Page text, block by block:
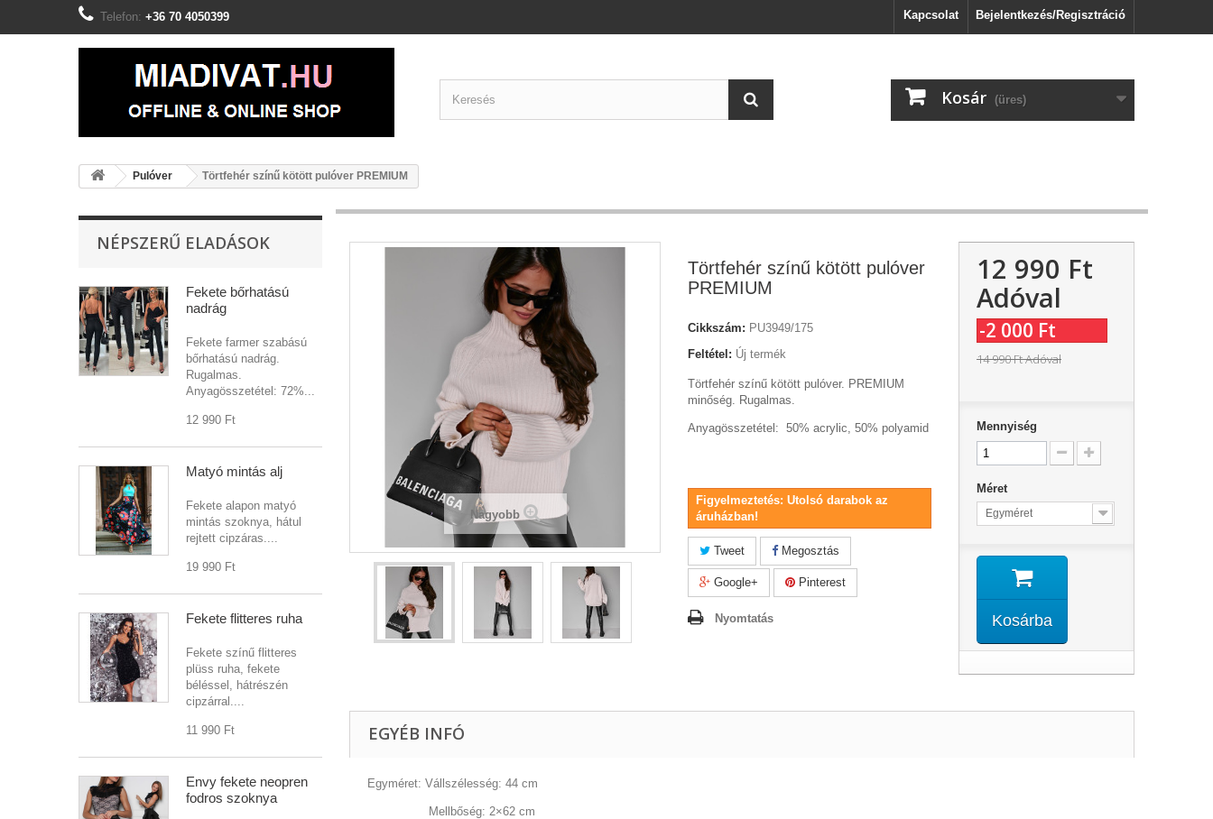
Bejelentkezés/Regisztráció
Kapcsolat
Telefon: +36 70 4050399
Kosár (üres)
Pulóver Törtfehér színű kötött pulóver PREMIUM
NÉPSZERŰ ELADÁSOK
Fekete bőrhatású
nadrág
Fekete farmer szabású
bőrhatású nadrág.
Rugalmas.
Anyagösszetétel: 72%...
12 990 Ft‎
Matyó mintás alj
Fekete alapon matyó
mintás szoknya, hátul
rejtett cipzáras....
19 990 Ft‎
Fekete flitteres ruha
Fekete színű flitteres
plüss ruha, fekete
béléssel, hátrészén
cipzárral....
11 990 Ft‎
Envy fekete neopren
fodros szoknya
Nagyobb
Törtfehér színű kötött pulóver
PREMIUM
Cikkszám: PU3949/175
Feltétel: Új termék
Törtfehér színű kötött pulóver. PREMIUM
minőség. Rugalmas.
Anyagösszetétel: 50% acrylic, 50% polyamid
Figyelmeztetés: Utolsó darabok az
áruházban!
Tweet Megosztás
Google+ Pinterest
Nyomtatás
12 990 Ft‎
Adóval
-2 000 Ft‎
14 990 Ft‎Adóval
Mennyiség
Méret
Egyméret
Kosárba
EGYÉB INFÓ
Egyméret: Vállszélesség: 44 cm
Mellbőség: 2×62 cm